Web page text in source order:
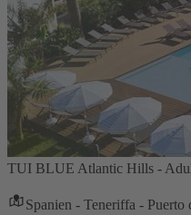
TUI BLUE Atlantic Hills -
Spanien - Teneriffa - Puerto